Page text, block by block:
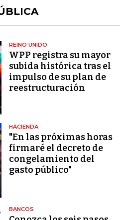
REINO UNIDO
WPP registra su mayor
subida histórica tras el
impulso de su plan de
reestructuración
HACIENDA
"En las próximas horas
firmaré el decreto de
congelamiento del
gasto público"
BANCOS